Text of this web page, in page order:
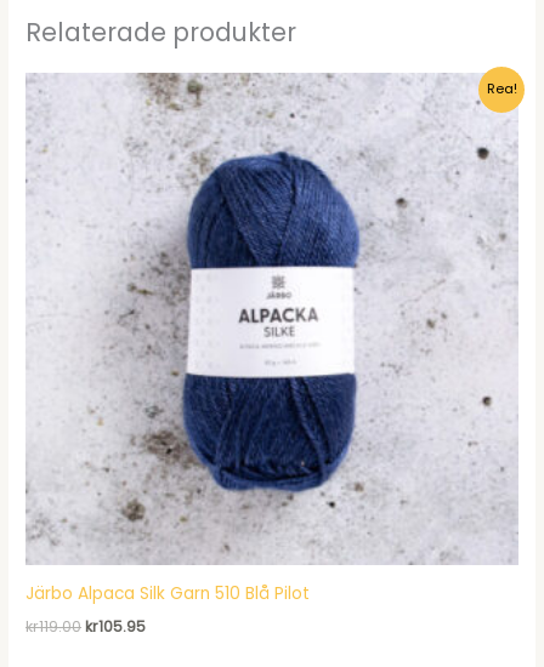
Relaterade produkter
Rea!
Järbo Alpaca Silk Garn 510 Blå Pilot
kr119.00Det
kr105.95Det